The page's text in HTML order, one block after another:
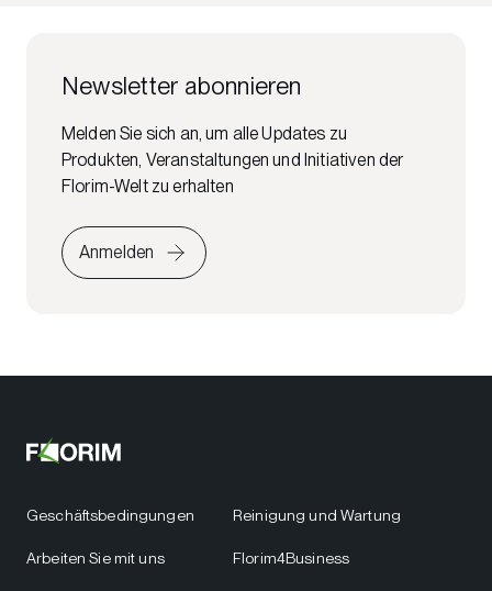
Newsletter abonnieren
Melden Sie sich an, um alle Updates zu
Produkten, Veranstaltungen und Initiativen der
Florim-Welt zu erhalten
Anmelden
Geschäftsbedingungen
Arbeiten Sie mit uns
Reinigung und Wartung
Florim4Business